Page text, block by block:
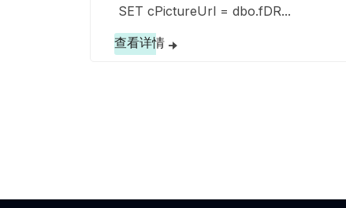
SET cPictureUrl = dbo.fDR...
查看详情